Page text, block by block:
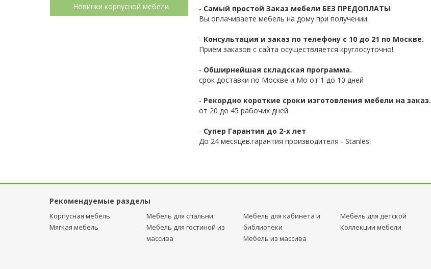
Новинки корпусной мебели
- Самый простой Заказ мебели БЕЗ ПРЕДОПЛАТЫ.
Вы оплачиваете мебель на дому при получении.
- Консультация и заказ по телефону с 10 до 21 по Москве.
Приём заказов с сайта осуществляется круглосуточно!
- Обширнейшая складская программа.
срок доставки по Москве и Мо от 1 до 10 дней
- Рекордно короткие сроки изготовления мебели на заказ.
от 20 до 45 рабочих дней
- Супер Гарантия до 2-х лет
До 24 месяцев.гарантия производителя - Stanles!
Рекомендуемые разделы
Корпусная мебель
Мягкая мебель
Мебель для спальни
Мебель для гостиной из
массива
Мебель для кабинета и
библиотеки
Мебель из массива
Мебель для детcкой
Коллекции мебели